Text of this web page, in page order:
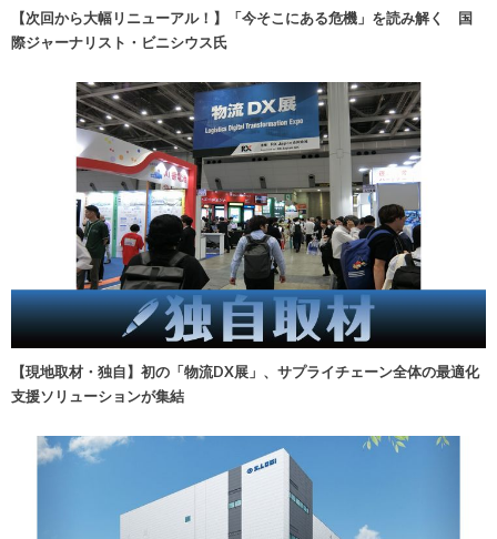
【次回から大幅リニューアル！】「今そこにある危機」を読み解く 国
際ジャーナリスト・ビニシウス氏
【現地取材・独自】初の「物流DX展」、サプライチェーン全体の最適化
支援ソリューションが集結